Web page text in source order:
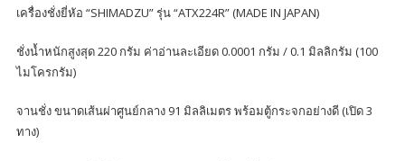
เครื่องชั่งยี่หัอ “SHIMADZU” รุ่น “ATX224R” (MADE IN JAPAN)
ชั่งน้ำหนักสูงสุด 220 กรัม ค่าอ่านละเอียด 0.0001 กรัม / 0.1 มิลลิกรัม (100
ไมโครกรัม)
จานชั่ง ขนาดเส้นผ่าศูนย์กลาง 91 มิลลิเมตร พร้อมตู้กระจกอย่างดี (เปิด 3
ทาง)